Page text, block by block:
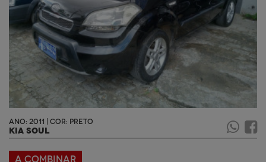
ANO: 2011 | COR: PRETO
KIA SOUL
A COMBINAR